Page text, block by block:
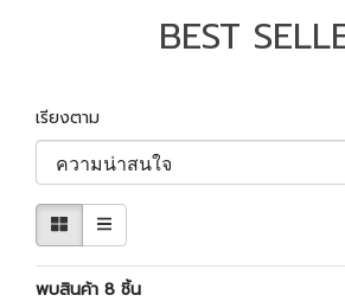
BEST
เรียงตาม
พบสินค้า 8 ชิ้น